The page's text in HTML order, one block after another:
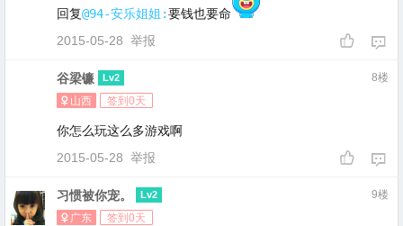
回复@94-安乐姐姐:要钱也要命
2015-05-28 举报
谷梁镰 Lv2
山西 签到0天
你怎么玩这么多游戏啊
8楼
2015-05-28 举报
习惯被你宠。 Lv2
广东 签到0天
9楼